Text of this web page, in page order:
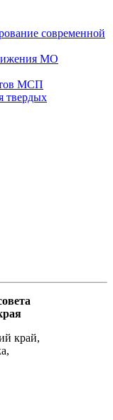
современной
МО
МСП
твердых
край,
,